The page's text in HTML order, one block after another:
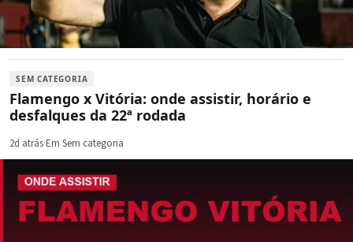
SEM CATEGORIA
Flamengo x Vitória: onde assistir, horário e
desfalques da 22ª rodada
2d atrás·Em Sem categoria